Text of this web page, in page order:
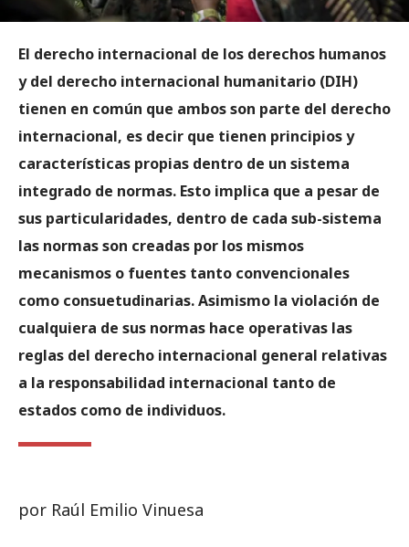
El derecho internacional de los derechos humanos
y del derecho internacional humanitario (DIH)
tienen en común que ambos son parte del derecho
internacional, es decir que tienen principios y
características propias dentro de un sistema
integrado de normas. Esto implica que a pesar de
sus particularidades, dentro de cada sub-sistema
las normas son creadas por los mismos
mecanismos o fuentes tanto convencionales
como consuetudinarias. Asimismo la violación de
cualquiera de sus normas hace operativas las
reglas del derecho internacional general relativas
a la responsabilidad internacional tanto de
estados como de individuos.
por Raúl Emilio Vinuesa